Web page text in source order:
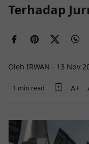
Terhadap
Oleh IRWAN - 13 Nov
1 min read